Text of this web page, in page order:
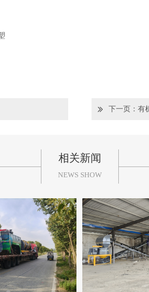
下一页：有
相关新闻
NEWS SHOW